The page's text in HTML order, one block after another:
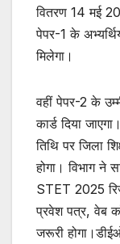
वितरण 14 मई
पेपर-1 के
मिलेगा।
वहीं पेपर-2 के
कार्ड दिया
तिथि पर जिला
होगा। विभाग ने
STET 2025
प्रवेश पत्र, वेब
जरूरी